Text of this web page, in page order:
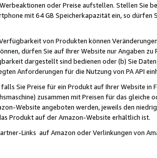
oder Preise aufstellen. Stellen Sie
mit 64 GB Speicherkapazität ein, so dürfen
von Produkten können
dürfen Sie auf Ihrer Website nur Angaben
dargestellt sind bedienen oder (b) Sie
Anforderungen für die Nutzung von PA API
falls Sie Preise für ein Produkt auf Ihrer Website
zusammen mit Preisen für das
Website angeboten werden, jeweils den
Produkt auf der Amazon-Website erhältlich ist.
Links auf Amazon oder Verlinkungen von